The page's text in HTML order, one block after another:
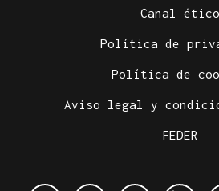
Canal ético
Política de
Política de
Aviso legal y
FEDER